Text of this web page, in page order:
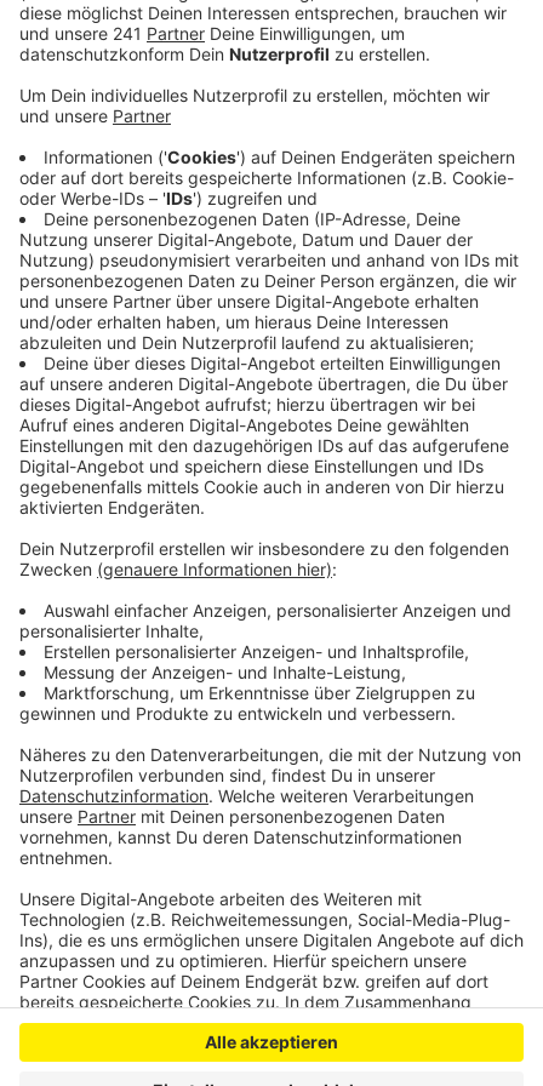
Anzeige
Anzeige
Am Spielplatz in Kirchheim wurde eine Kombination aus
Bücherschrank und Sitzbank aufgestellt. Die
Bürgerinnen und Bürger hatten sich das gewünscht und
die Stadt hat es umgesetzt. Das Projekt hat zwar
mehr als 6.500 Euro gekostet, doch die Stadt musste
nur zehn Prozent selbst tragen, der Rest kam aus
Fördergeldern.
Anzeige
Wie funktioniert der Schrank?
Anzeige
Das Prinzip hinter dem Bücherschrank ist einfach:
auch eigene Bücher hineingeben. Für Kinder gibt es
unten ein eigenes Fach. Die Stadt bittet jedoch darum,
nur gut erhaltene Bücher hineinzustellen.
Anzeige